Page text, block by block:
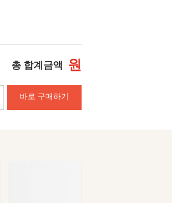
총 합계금액 원
바로 구매하기